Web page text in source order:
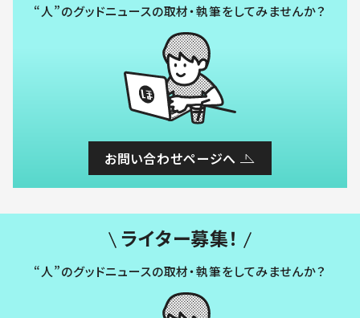
“人”のグッドニュースの取材・執筆をしてみませんか？
お問い合わせページへ
ライター募集！
“人”のグッドニュースの取材・執筆をしてみませんか？